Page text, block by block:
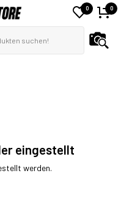
0 0
eingestellt
werden.